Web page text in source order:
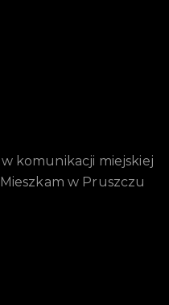
komunikacji miejskiej
w Pruszczu